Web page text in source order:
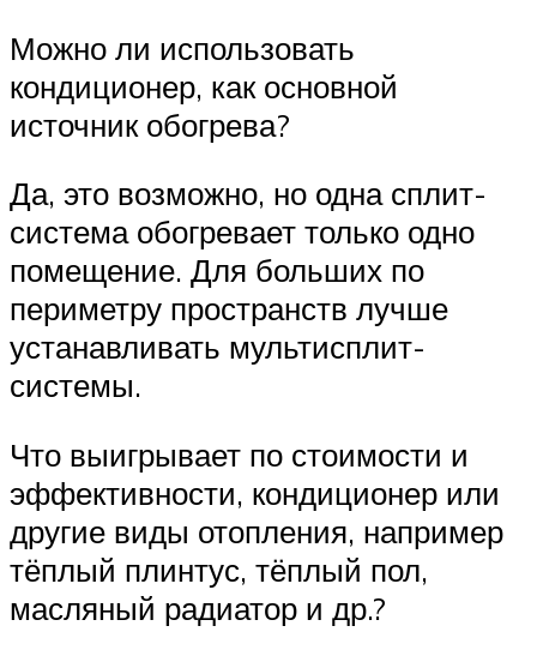
Можно ли использовать
кондиционер, как основной
источник обогрева?
Да, это возможно, но одна сплит-
система обогревает только одно
помещение. Для больших по
периметру пространств лучше
устанавливать мультисплит-
системы.
Что выигрывает по стоимости и
эффективности, кондиционер или
другие виды отопления, например
тёплый плинтус, тёплый пол,
масляный радиатор и др.?